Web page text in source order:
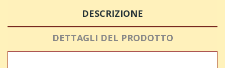
DESCRIZIONE
DETTAGLI DEL PRODOTTO